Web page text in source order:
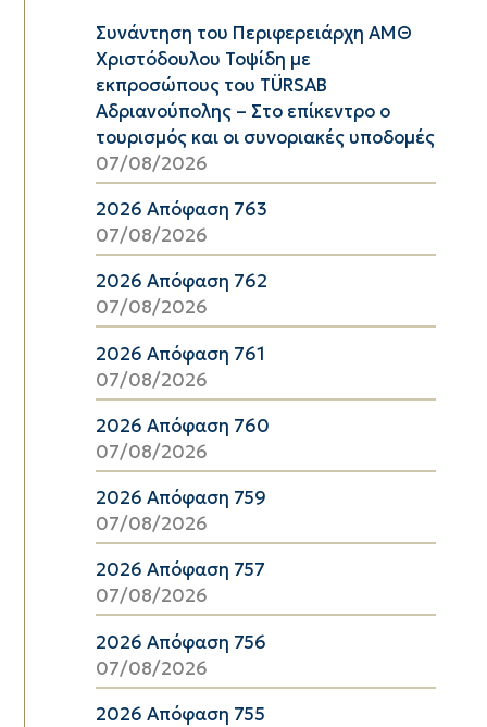
Συνάντηση του Περιφερειάρχη ΑΜΘ
Χριστόδουλου Τοψίδη με
εκπροσώπους του TÜRSAB
Αδριανούπολης – Στο επίκεντρο ο
τουρισμός και οι συνοριακές υποδομές
07/08/2026
2026 Απόφαση 763
07/08/2026
2026 Απόφαση 762
07/08/2026
2026 Απόφαση 761
07/08/2026
2026 Απόφαση 760
07/08/2026
2026 Απόφαση 759
07/08/2026
2026 Απόφαση 757
07/08/2026
2026 Απόφαση 756
07/08/2026
2026 Απόφαση 755